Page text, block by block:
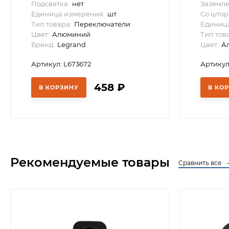
Подсветка: нет
Единица измерения: шт
Тип товара: Переключатели
Цвет: Алюминий
Бренд: Legrand
Артикул: L673672
В КОРЗИНУ 458 ₽
Со
Тип
Цвет:
В
Рекомендуемые товары Сравнить все